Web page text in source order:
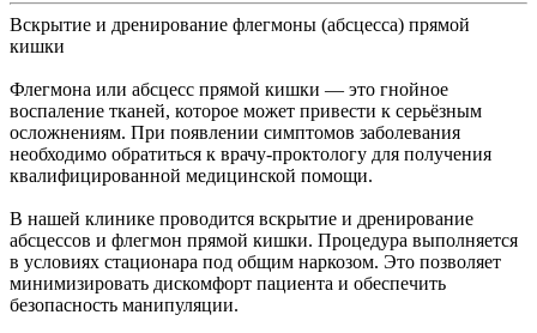
Вскрытие и дренирование флегмоны (абсцесса) прямой
кишки
Флегмона или абсцесс прямой кишки — это гнойное
воспаление тканей, которое может привести к серьёзным
осложнениям. При появлении симптомов заболевания
необходимо обратиться к врачу-проктологу для получения
квалифицированной медицинской помощи.
В нашей клинике проводится вскрытие и дренирование
абсцессов и флегмон прямой кишки. Процедура выполняется
в условиях стационара под общим наркозом. Это позволяет
минимизировать дискомфорт пациента и обеспечить
безопасность манипуляции.